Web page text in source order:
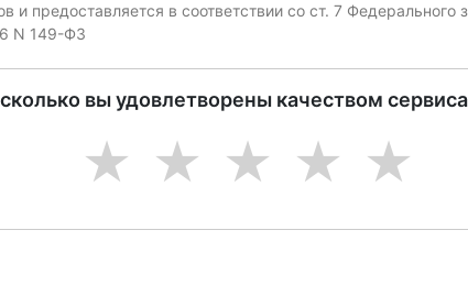
и предоставляется в соответствии со ст. 7
N 149-ФЗ
вы удовлетворены качеством
5
4
3
2
1